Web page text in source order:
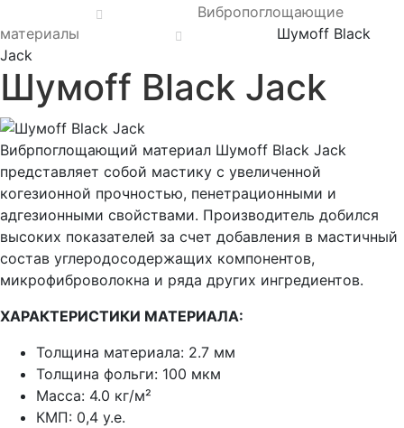
Вибропоглощающие
материалы
Шумоff Black
Jack
Шумоff Black Jack
Вибрпоглощающий материал Шумоff Black Jack
представляет собой мастику с увеличенной
когезионной прочностью, пенетрационными и
адгезионными свойствами. Производитель добился
высоких показателей за счет добавления в мастичный
состав углеродосодержащих компонентов,
микрофиброволокна и ряда других ингредиентов.
ХАРАКТЕРИСТИКИ МАТЕРИАЛА:
Толщина материала: 2.7 мм
Толщина фольги: 100 мкм
Масса: 4.0 кг/м²
КМП: 0,4 у.е.